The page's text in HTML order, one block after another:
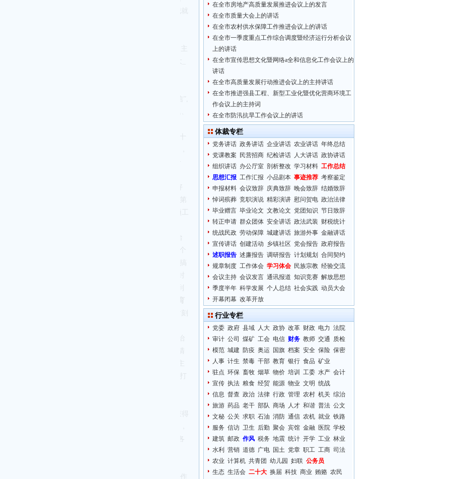
在全市房地产高质量发展推进会议上的发言
在全市质量大会上的讲话
在全市农村供水保障工作推进会议上的讲话
在全市一季度重点工作综合调度暨经济运行分析会议
上的讲话
在全市宣传思想文化暨网络a全和信息化工作会议上的
讲话
在全市高质量发展行动推进会议上的主持讲话
在全市推进强县工程、新型工业化暨优化营商环境工
作会议上的主持词
在全市防汛抗旱工作会议上的讲话
体裁专栏
党务讲话 政务讲话 企业讲话 农业讲话 年终总结
党课教案
民营招商 纪检讲话 人大讲话 政协讲话
组织讲话 办公厅室 剖析整改 学习材料 工作总结
思想汇报 工作汇报 小品剧本 事迹推荐 考察鉴定
申报材料 会议致辞 庆典致辞 晚会致辞 结婚致辞
悼词殡葬 竞职演说 精彩演讲 慰问贺电 政治法律
毕业赠言 毕业论文 文教论文 党团知识 节日致辞
转正申请 群众团体 安全讲话 政法武装 财税统计
统战民政 劳动保障 城建讲话 旅游外事 金融讲话
宣传讲话 创建活动 乡镇社区 党会报告 政府报告
述职报告 述廉报告 调研报告 计划规划
合同契约
规章制度 工作体会 学习体会 民族宗教 经验交流
会议主持 会议发言 通讯报道 知识竞赛 解放思想
季度半年 科学发展 个人总结 社会实践 动员大会
开幕闭幕 改革开放
行业专栏
党委 政府 县域 人大 政协 改革 财政 电力 法院
审计 公司 煤矿 工会 电信 财务 教师 交通 质检
模范 城建 防疫 奥运 国旗 档案 安全 保险 保密
人事 计生 禁毒 干部 教育 银行 食品 矿业
驻点 环保 畜牧 烟草 物价 培训 工委 水产 会计
宣传 执法 粮食 经贸 能源 物业 文明 统战
信息 督查 政治 法律 行政 管理 农村 机关 综治
旅游 药品 老干 部队 商场 人才 和谐 普法 公文
文秘 公关 求职 石油 消防 通信 农机 就业 铁路
服务 信访 卫生 后勤 聚会 宾馆 金融 医院 学校
建筑 邮政 作风 税务 地震 统计 开学 工业 林业
水利
营销 道德 广电 国土 党章 职工 工商 司法
农业 计算机 共青团 幼儿园 妇联 公务员
生态 生活会 二十大 换届 科技 商业 贿赂 农民